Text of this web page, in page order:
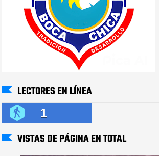
LECTORES EN LÍNEA
1
VISTAS DE PÁGINA EN TOTAL